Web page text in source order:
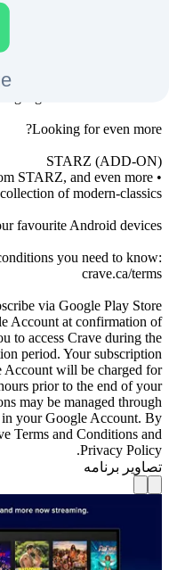
Looking for even more?
STARZ (ADD-ON)
STARZ, and even more
of modern-classics.
favourite Android devices
you need to know:
crave.ca/terms
via Google Play Store:
Account at confirmation of
to access Crave during the
period. Your subscription
Account will be charged for
prior to the end of your
may be managed through
in your Google Account. By
Terms and Conditions and
Privacy Policy.
تصاویر برنامه